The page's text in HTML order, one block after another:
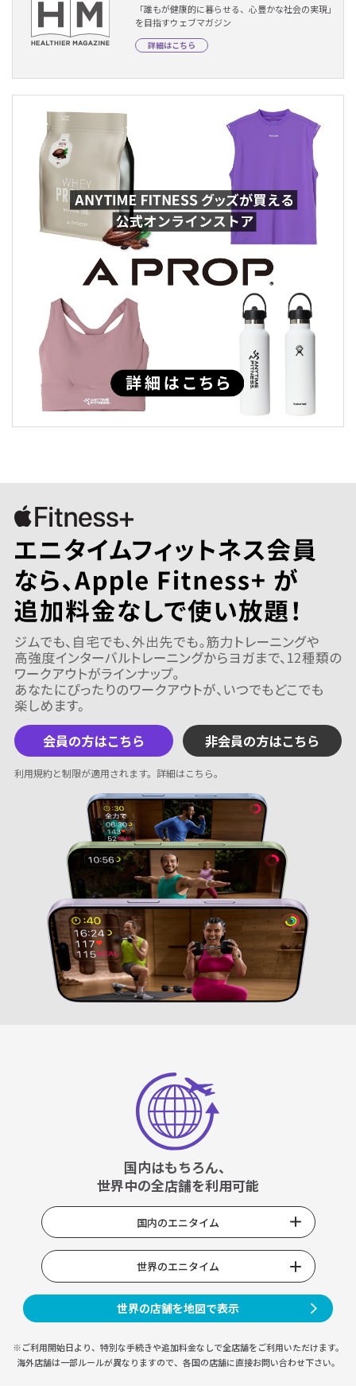
「誰もが健康的に暮らせる、心豊かな社会の実現」
を目指すウェブマガジン
詳細はこちら
会員の方はこちら 非会員の方はこちら
利用規約と制限が適用されます。 詳細はこちら。
国内はもちろん、
世界中の全店舗を利用可能
国内のエニタイム
世界のエニタイム
世界の店舗を地図で表示
※ご利用開始日より、特別な手続きや追加料金なしで全店舗をご利用いただけます。
海外店舗は一部ルールが異なりますので、 各国の店舗に直接お問い合わせ下さい。